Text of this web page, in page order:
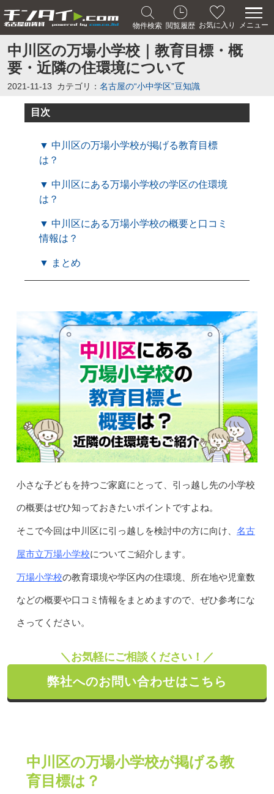
物件検索 閲覧履歴 お気に入り メニュー
中川区の万場小学校｜教育目標・概
要・近隣の住環境について
2021-11-13 カテゴリ： 名古屋の“小中学区”豆知識
目次
▼ 中川区の万場小学校が掲げる教育目標
は？
▼ 中川区にある万場小学校の学区の住環境
は？
▼ 中川区にある万場小学校の概要と口コミ
情報は？
▼ まとめ
小さな子どもを持つご家庭にとって、引っ越し先の小学校
の概要はぜひ知っておきたいポイントですよね。
そこで今回は中川区に引っ越しを検討中の方に向け、 名古
屋市立万場小学校についてご紹介します。
万場小学校の教育環境や学区内の住環境、所在地や児童数
などの概要や口コミ情報をまとめますので、ぜひ参考にな
さってください。
＼お気軽にご相談ください！／
弊社へのお問い合わせはこちら
中川区の万場小学校が掲げる教
育目標は？